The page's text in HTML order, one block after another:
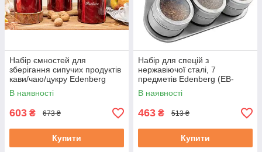
Набір ємностей для
зберігання сипучих продуктів
кави/чаю/цукру Edenberg
(EB-143)
В наявності
603 ₴ 673 ₴
Купити
Набір для спецій з
нержавіючої сталі, 7
предметів Edenberg (EB-
3499)
В наявності
463 ₴ 513 ₴
Купити